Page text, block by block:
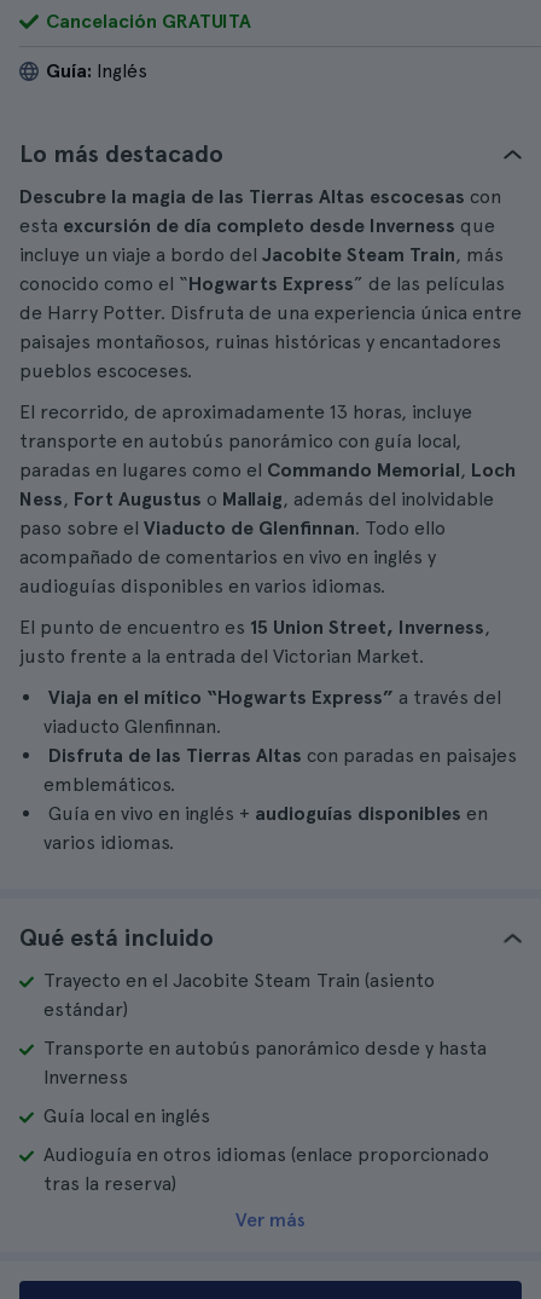
Cancelación GRATUITA
Guía: Inglés
Lo más destacado
Descubre la magia de las Tierras Altas escocesas con
esta excursión de día completo desde Inverness que
incluye un viaje a bordo del Jacobite Steam Train, más
conocido como el “Hogwarts Express” de las películas
de Harry Potter. Disfruta de una experiencia única entre
paisajes montañosos, ruinas históricas y encantadores
pueblos escoceses.
El recorrido, de aproximadamente 13 horas, incluye
transporte en autobús panorámico con guía local,
paradas en lugares como el Commando Memorial, Loch
Ness, Fort Augustus o Mallaig, además del inolvidable
paso sobre el Viaducto de Glenfinnan. Todo ello
acompañado de comentarios en vivo en inglés y
audioguías disponibles en varios idiomas.
El punto de encuentro es 15 Union Street, Inverness,
justo frente a la entrada del Victorian Market.
Viaja en el mítico “Hogwarts Express” a través del
viaducto Glenfinnan.
Disfruta de las Tierras Altas con paradas en paisajes
emblemáticos.
Guía en vivo en inglés + audioguías disponibles en
varios idiomas.
Qué está incluido
Trayecto en el Jacobite Steam Train (asiento
estándar)
Transporte en autobús panorámico desde y hasta
Inverness
Guía local en inglés
Audioguía en otros idiomas (enlace proporcionado
tras la reserva)
Ver más